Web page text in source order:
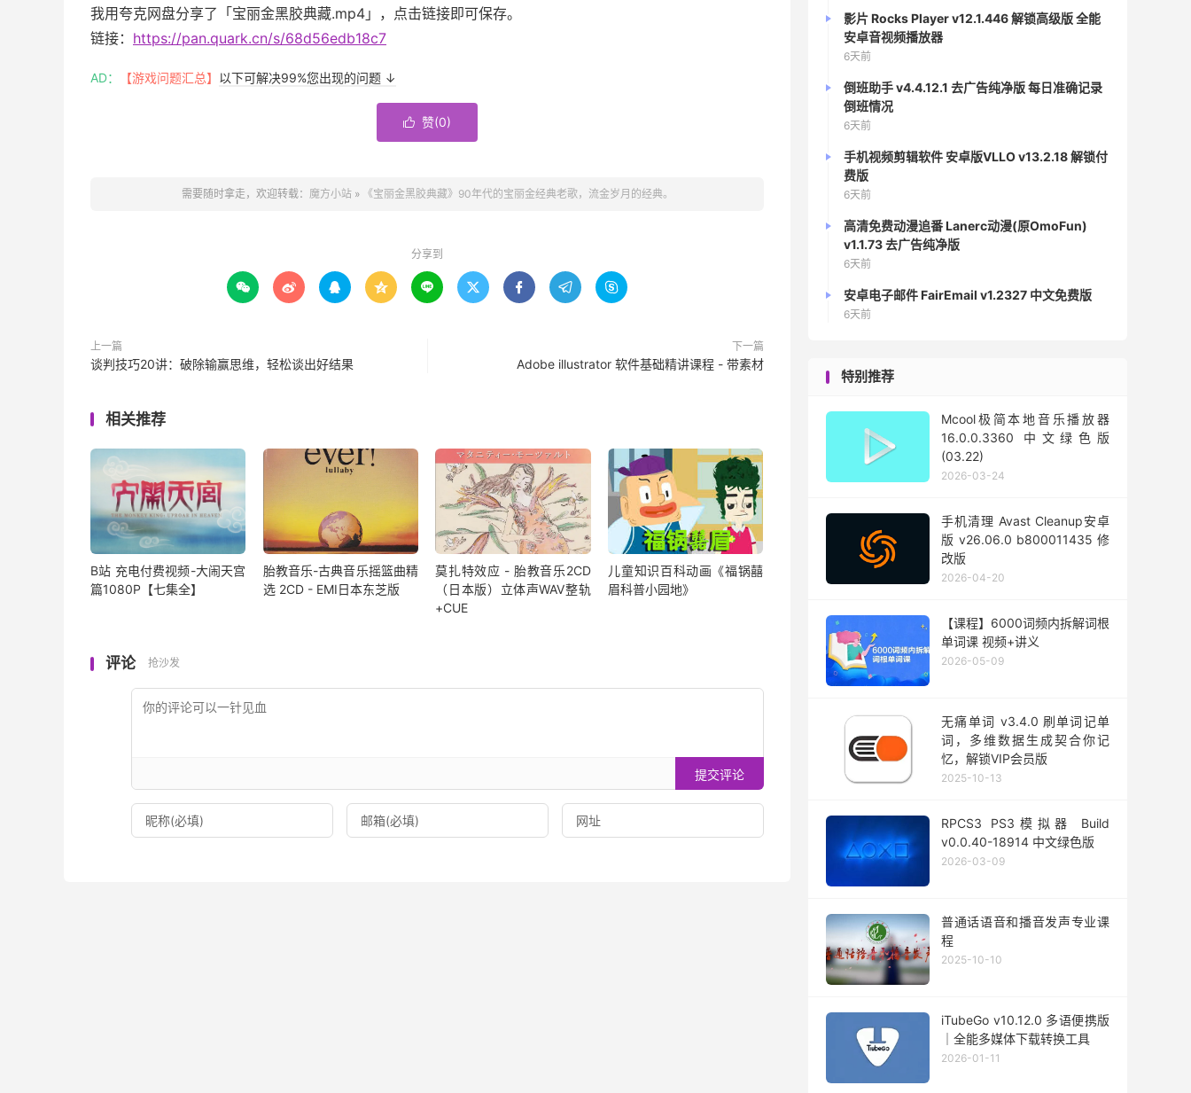
我用夸克网盘分享了「宝丽金黑胶典藏.mp4」，点击链接即可保存。
链接： https://pan.quark.cn/s/68d56edb18c7
AD： 【游戏问题汇总】 以下可解决99%您出现的问题 ↓
 赞(0)
需要随时拿走，欢迎转载： 魔方小站» 《宝丽金黑胶典藏》90年代的宝丽金经典老歌，流金岁月的经典。
分享到
        
上一篇
谈判技巧20讲：破除输赢思维，轻松谈出好结果
下一篇
Adobe illustrator 软件基础精讲课程 - 带素材
相关推荐
B站 充电付费视频-大闹天宫
篇1080P【七集全】
胎教音乐-古典音乐摇篮曲精
选 2CD - EMI日本东芝版
莫扎特效应 - 胎教音乐2CD
（日本版）立体声WAV整轨
+CUE
儿童知识百科动画《福锅囍
眉科普小园地》
评论 抢沙发
提交评论
影片 Rocks Player v12.1.446 解锁高级版 全能
安卓音视频播放器
6天前
倒班助手 v4.4.12.1 去广告纯净版 每日准确记录
倒班情况
6天前
手机视频剪辑软件 安卓版VLLO v13.2.18 解锁付
费版
6天前
高清免费动漫追番 Lanerc动漫(原OmoFun)
v1.1.73 去广告纯净版
6天前
安卓电子邮件 FairEmail v1.2327 中文免费版
6天前
特别推荐
Mcool极简本地音乐播放器
16.0.0.3360 中文绿色版
(03.22)
2026-03-24
手机清理 Avast Cleanup安卓
版 v26.06.0 b800011435 修
改版
2026-04-20
【课程】6000词频内拆解词根
单词课 视频+讲义
2026-05-09
无痛单词 v3.4.0 刷单词记单
词，多维数据生成契合你记
忆，解锁VIP会员版
2025-10-13
RPCS3 PS3模拟器 Build
v0.0.40-18914 中文绿色版
2026-03-09
普通话语音和播音发声专业课
程
2025-10-10
iTubeGo v10.12.0 多语便携版
｜全能多媒体下载转换工具
2026-01-11